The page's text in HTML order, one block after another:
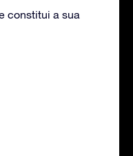
constitui a sua